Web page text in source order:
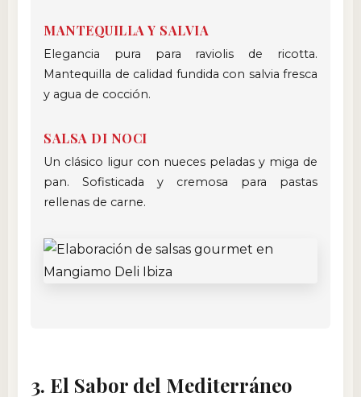
MANTEQUILLA Y SALVIA
Elegancia pura para raviolis de ricotta.
Mantequilla de calidad fundida con salvia fresca
y agua de cocción.
SALSA DI NOCI
Un clásico ligur con nueces peladas y miga de
pan. Sofisticada y cremosa para pastas
rellenas de carne.
3. El Sabor del Mediterráneo